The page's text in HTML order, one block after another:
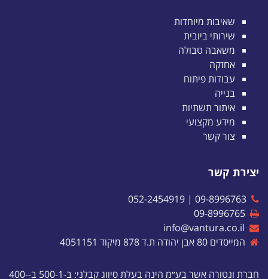
שאיבות מיוחדות
שירותי ביובית
משאבה טבולה
אחזקה
עבודות פיתוח
בנייה
איתור תשתיות
מידע מקצועי
צור קשר
יצירת קשר
|
052-2454919
09-8996765
המייסדים 80 אבן יהודה ת.ד 878 מיקוד 4051151
חברת ונטורה אשר בע״מ הינה בעלת סיווג קבלני: ב-500-1 ב-400-